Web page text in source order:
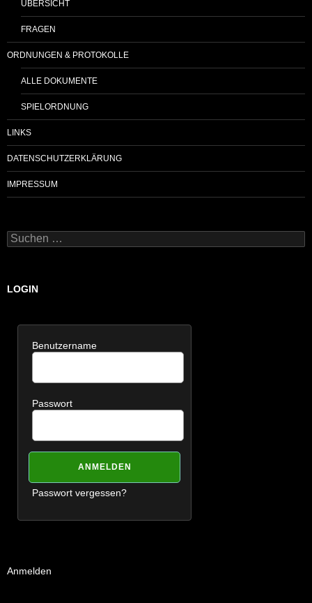
ÜBERSICHT
FRAGEN
ORDNUNGEN & PROTOKOLLE
ALLE DOKUMENTE
SPIELORDNUNG
LINKS
DATENSCHUTZERKLÄRUNG
IMPRESSUM
Suchen
nach:
LOGIN
Benutzername
Passwort
Passwort vergessen?
Anmelden